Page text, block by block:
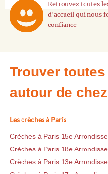
Retrouvez toutes
d'accueil qui nous
confiance
Trouver
autour de
Les crèches à Paris
Crèches à Paris 15e
Crèches à Paris 18e
Crèches à Paris 13e